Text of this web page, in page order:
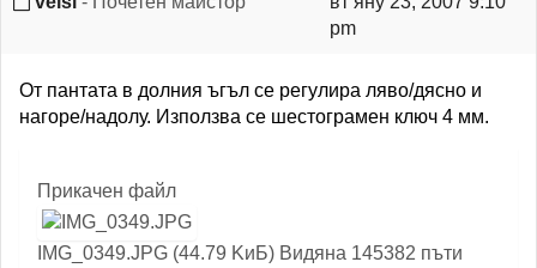
pm
От пантата в долния ъгъл се регулира ляво/дясно и
нагоре/надолу. Използва се шестограмен ключ 4 мм.
Прикачен файл
IMG_0349.JPG (44.79 KиБ) Видяна 145382 пъти